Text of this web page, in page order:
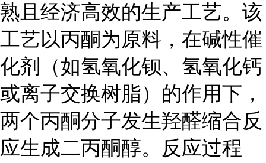
熟且经济高效的生产工艺。该
工艺以丙酮为原料，在碱性催
化剂（如氢氧化钡、氢氧化钙
或离子交换树脂）的作用下，
两个丙酮分子发生羟醛缩合反
应生成二丙酮醇。反应过程